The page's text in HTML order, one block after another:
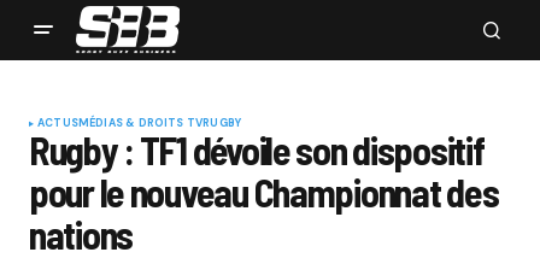
ACTUSMÉDIAS & DROITS TVRUGBY
Rugby : TF1 dévoile son dispositif
pour le nouveau Championnat des
nations